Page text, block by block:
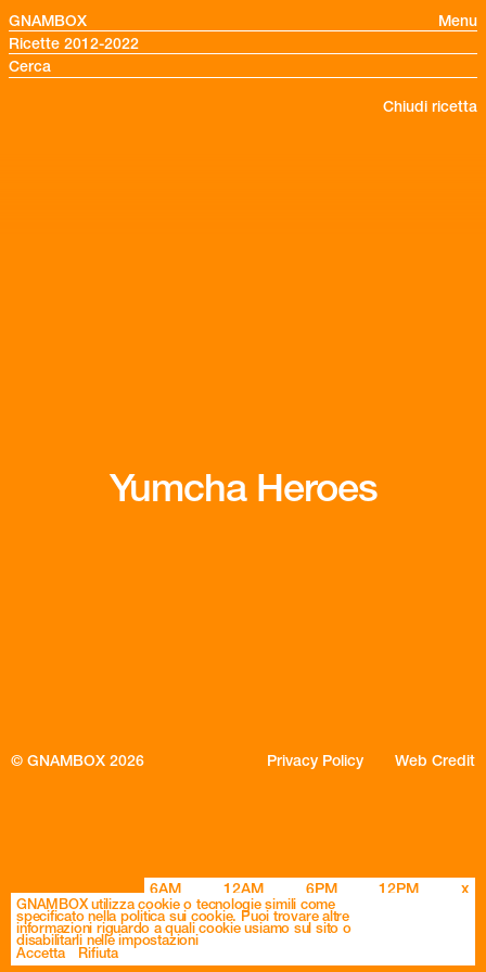
GNAMBOX
Menu
Ricette 2012-2022
Chiudi ricetta
Yumcha Heroes
© GNAMBOX 2026 Privacy Policy Web Credit
6AM 12AM 6PM 12PM x
GNAMBOX utilizza cookie o tecnologie simili come
specificato nella politica sui cookie. Puoi trovare altre
informazioni riguardo a quali cookie usiamo sul sito o
disabilitarli nelle impostazioni
Accetta Rifiuta